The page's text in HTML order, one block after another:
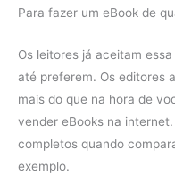
Para fazer um eBook de
Os leitores já aceitam
até preferem. Os editores
mais do que na hora de
vender eBooks na
completos quando
exemplo.